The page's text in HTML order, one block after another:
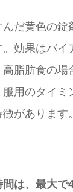
だ黄色の錠
効果はバイ
脂肪食の場
用のタイミ
があります。
は、最大で